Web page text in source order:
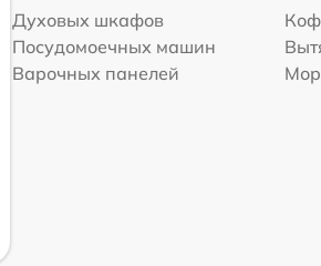
Духовых шкафов
Посудомоечных машин
Варочных панелей